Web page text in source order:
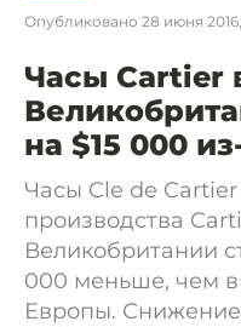
Опубликовано 28 июня 2016,
Часы Cartier
на $15 000
Часы Cle de
производства
Великобритании
000 меньше, чем в
Европы.